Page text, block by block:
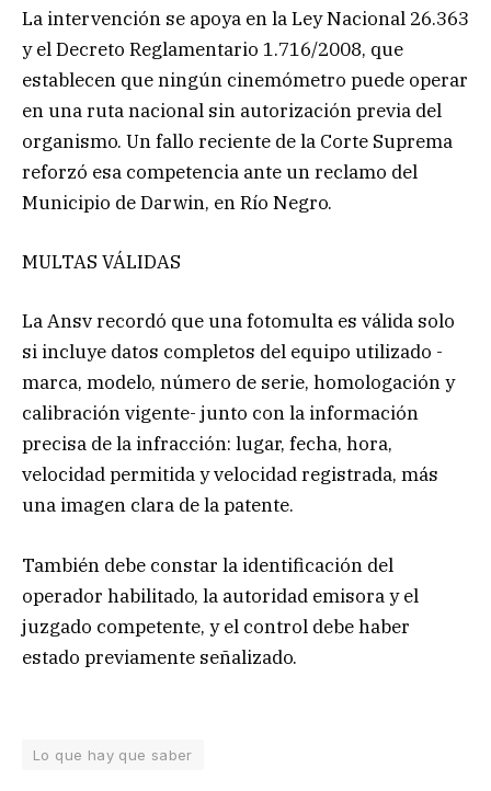
La intervención se apoya en la Ley Nacional 26.363
y el Decreto Reglamentario 1.716/2008, que
establecen que ningún cinemómetro puede operar
en una ruta nacional sin autorización previa del
organismo. Un fallo reciente de la Corte Suprema
reforzó esa competencia ante un reclamo del
Municipio de Darwin, en Río Negro.
MULTAS VÁLIDAS
La Ansv recordó que una fotomulta es válida solo
si incluye datos completos del equipo utilizado -
marca, modelo, número de serie, homologación y
calibración vigente- junto con la información
precisa de la infracción: lugar, fecha, hora,
velocidad permitida y velocidad registrada, más
una imagen clara de la patente.
También debe constar la identificación del
operador habilitado, la autoridad emisora y el
juzgado competente, y el control debe haber
estado previamente señalizado.
Lo que hay que saber